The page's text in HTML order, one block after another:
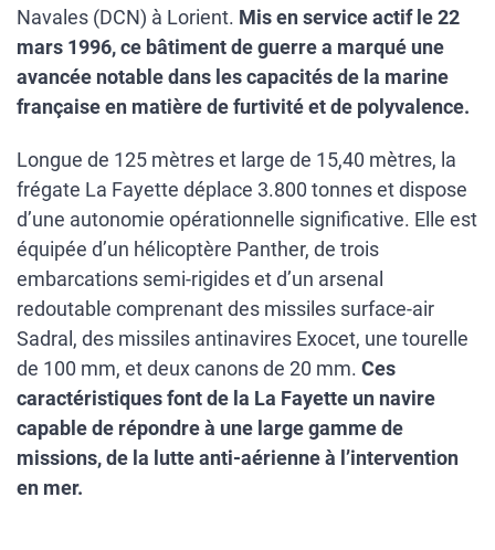
Navales (DCN) à Lorient. Mis en service actif le 22
mars 1996, ce bâtiment de guerre a marqué une
avancée notable dans les capacités de la marine
française en matière de furtivité et de polyvalence.
Longue de 125 mètres et large de 15,40 mètres, la
frégate La Fayette déplace 3.800 tonnes et dispose
d’une autonomie opérationnelle significative. Elle est
équipée d’un hélicoptère Panther, de trois
embarcations semi-rigides et d’un arsenal
redoutable comprenant des missiles surface-air
Sadral, des missiles antinavires Exocet, une tourelle
de 100 mm, et deux canons de 20 mm. Ces
caractéristiques font de la La Fayette un navire
capable de répondre à une large gamme de
missions, de la lutte anti-aérienne à l’intervention
en mer.